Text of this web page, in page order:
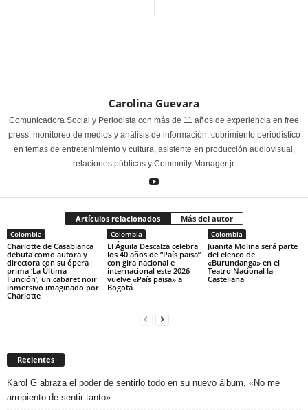
Carolina Guevara
Comunicadora Social y Periodista con más de 11 años de experiencia en free
press, monitoreo de medios y análisis de información, cubrimiento periodístico
en temas de entretenimiento y cultura, asistente en producción audiovisual,
relaciones públicas y Commnity Manager jr.
Artículos relacionados Más del autor
Colombia
Charlotte de Casabianca
debuta como autora y
directora con su ópera
prima ‘La Última
Función’, un cabaret noir
inmersivo imaginado por
Charlotte
Colombia
El Águila Descalza celebra
los 40 años de “País paisa”
con gira nacional e
internacional este 2026
vuelve «País paisa» a
Bogotá
Colombia
Juanita Molina será parte
del elenco de
«Burundanga» en el
Teatro Nacional la
Castellana
Recientes
Karol G abraza el poder de sentirlo todo en su nuevo álbum, «No me
arrepiento de sentir tanto»